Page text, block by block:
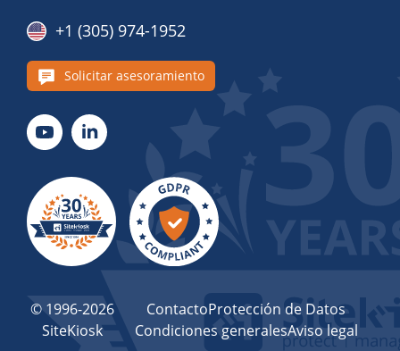
+1 (305) 974-1952
Solicitar asesoramiento
© 1996-2026
SiteKiosk
ContactoProtección de Datos
Condiciones generalesAviso legal